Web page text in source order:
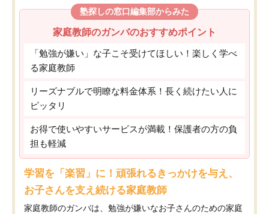
塾探しの窓口編集部からみた
家庭教師のガンバのおすすめポイント
「勉強が嫌い」な子こそ受けてほしい！楽しく学べ
る家庭教師
リーズナブルで明瞭な料金体系！長く続けたい人に
ピッタリ
お得で使いやすいサービスが満載！保護者の方の負
担も軽減
学習を「楽習」に！頑張れるきっかけを与え、
お子さんを支え続ける家庭教師
家庭教師のガンバは、勉強が嫌いなお子さんのための家庭